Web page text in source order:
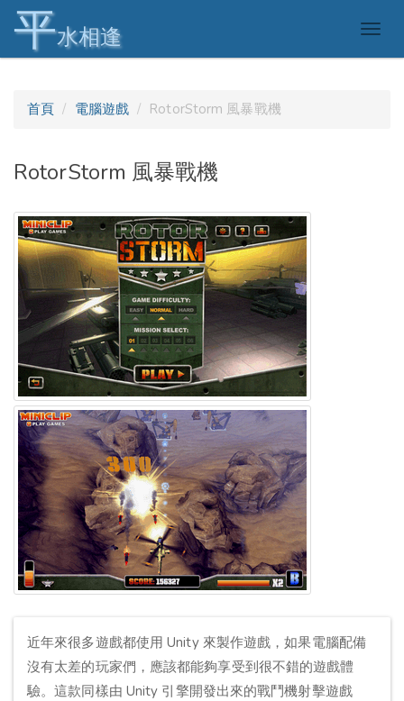
平水相逢
首頁 電腦遊戲 RotorStorm 風暴戰機
RotorStorm 風暴戰機
近年來很多遊戲都使用 Unity 來製作遊戲，如果電腦配備
沒有太差的玩家們，應該都能夠享受到很不錯的遊戲體
驗。這款同樣由 Unity 引擎開發出來的戰鬥機射擊遊戲